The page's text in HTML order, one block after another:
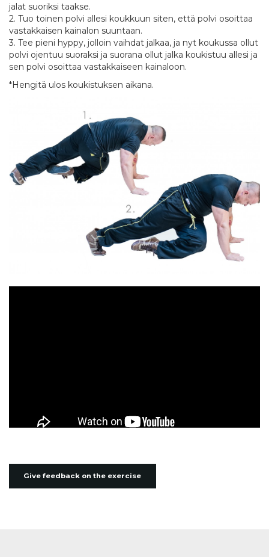
jalat suoriksi taakse.
2. Tuo toinen polvi allesi koukkuun siten, että polvi osoittaa
vastakkaisen kainalon suuntaan.
3. Tee pieni hyppy, jolloin vaihdat jalkaa, ja nyt koukussa ollut
polvi ojentuu suoraksi ja suorana ollut jalka koukistuu allesi ja
sen polvi osoittaa vastakkaiseen kainaloon.
*Hengitä ulos koukistuksen aikana.
Give feedback on the exercise